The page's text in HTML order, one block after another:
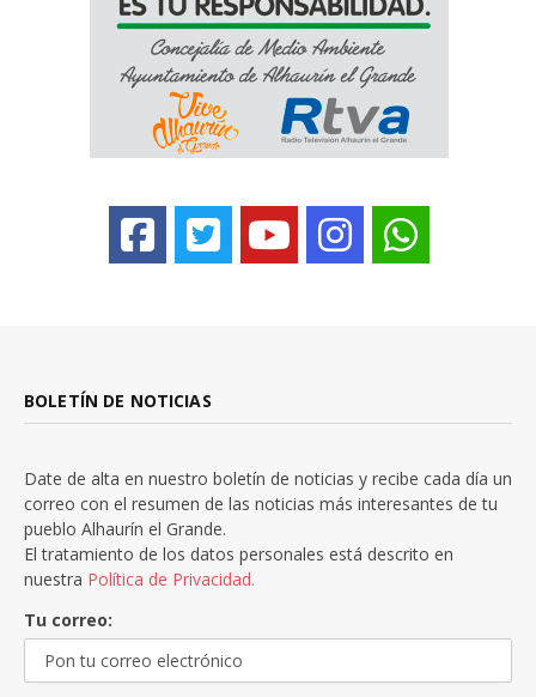
BOLETÍN DE NOTICIAS
Date de alta en nuestro boletín de noticias y recibe cada día un
correo con el resumen de las noticias más interesantes de tu
pueblo Alhaurín el Grande.
El tratamiento de los datos personales está descrito en
nuestra Política de Privacidad.
Tu correo: